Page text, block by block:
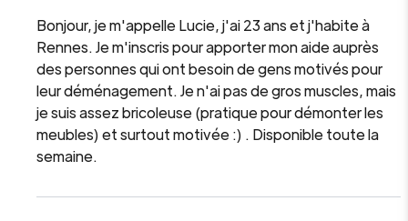
Bonjour, je m'appelle Lucie, j'ai 23 ans et j'habite à
Rennes. Je m'inscris pour apporter mon aide auprès
des personnes qui ont besoin de gens motivés pour
leur déménagement. Je n'ai pas de gros muscles, mais
je suis assez bricoleuse (pratique pour démonter les
meubles) et surtout motivée :) . Disponible toute la
semaine.